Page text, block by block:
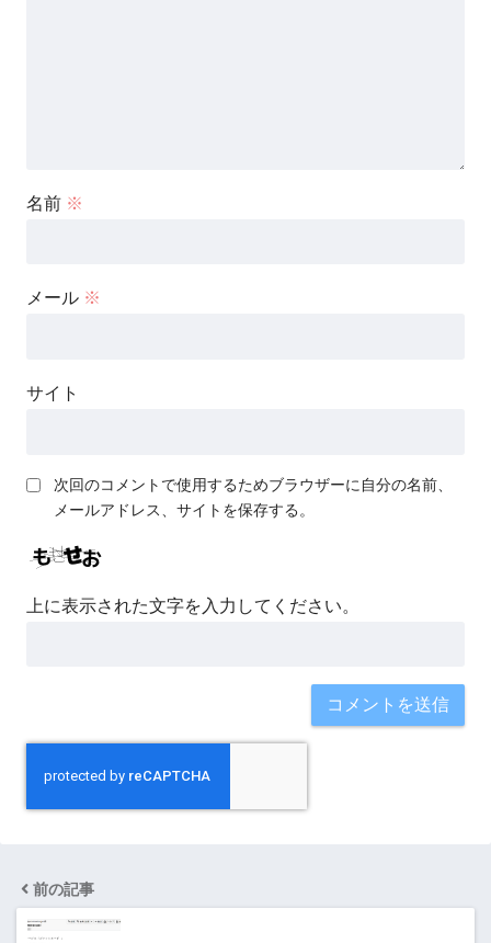
名前 ※
メール ※
サイト
次回のコメントで使用するためブラウザーに自分の名前、
メールアドレス、サイトを保存する。
上に表示された文字を入力してください。
前の記事